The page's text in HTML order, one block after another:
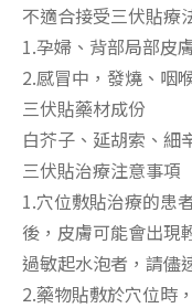
不適合接受三伏貼療
1.孕婦、背部局部皮
2.感冒中，發燒、咽
三伏貼藥材成份
白芥子、延胡索、細
三伏貼治療注意事項
1.穴位敷貼治療的患
後，皮膚可能會出現
過敏起水泡者，請儘
2.藥物貼敷於穴位時